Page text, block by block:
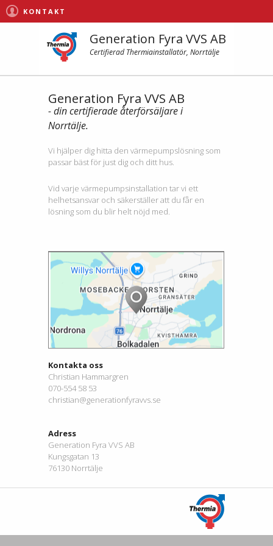
KONTAKT
Generation Fyra VVS AB
Certifierad Thermiainstallatör, Norrtälje
Generation Fyra VVS AB
- din certifierade återförsäljare i
Norrtälje.
Vi hjälper dig hitta den värmepumpslösning som
passar bäst för just dig och ditt hus.
Vid varje värmepumpsinstallation tar vi ett
helhetsansvar och säkerställer att du får en
lösning som du blir helt nöjd med.
Kontakta oss
Christian Hammargren
070-554 58 53
christian@generationfyravvs.se
Adress
Generation Fyra VVS AB
Kungsgatan 13
76130 Norrtälje